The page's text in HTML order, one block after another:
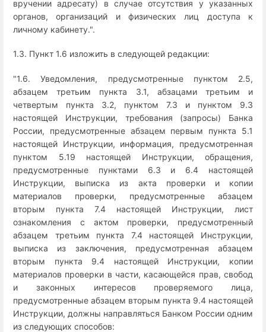
вручении адресату) в случае отсутствия у указанных
органов, организаций и физических лиц доступа к
личному кабинету.".
1.3. Пункт 1.6 изложить в следующей редакции:
"1.6. Уведомления, предусмотренные пунктом 2.5,
абзацем третьим пункта 3.1, абзацами третьим и
четвертым пункта 3.2, пунктом 7.3 и пунктом 9.3
настоящей Инструкции, требования (запросы) Банка
России, предусмотренные абзацем первым пункта 5.1
настоящей Инструкции, информация, предусмотренная
пунктом 5.19 настоящей Инструкции, обращения,
предусмотренные пунктами 6.3 и 6.4 настоящей
Инструкции, выписка из акта проверки и копии
материалов проверки, предусмотренные абзацем
вторым пункта 7.4 настоящей Инструкции, лист
ознакомления с актом проверки, предусмотренный
абзацем третьим пункта 7.4 настоящей Инструкции,
выписка из заключения, предусмотренная абзацем
вторым пункта 9.4 настоящей Инструкции, копии
материалов проверки в части, касающейся прав, свобод
и законных интересов проверяемого лица,
предусмотренные абзацем вторым пункта 9.4 настоящей
Инструкции, должны направляться Банком России одним
из следующих способов: